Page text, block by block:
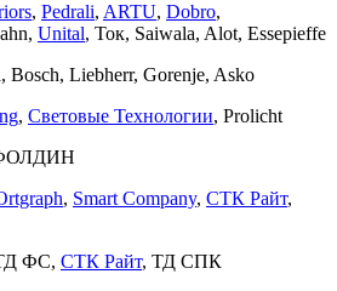
, Pedrali, ARTU, Dobro,
Unital, Ток, Saiwala, Alot, Essepieffe
Bosch, Liebherr, Gorenje, Asko
, Световые Технологии, Prolicht
, Smart Company, СТК Райт,
ФС, СТК Райт, ТД СПК